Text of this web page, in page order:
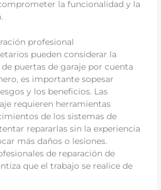
la funcionalidad y la
profesional
pueden considerar la
puertas de garaje por cuenta
es importante sopesar
y los beneficios. Las
requieren herramientas
de los sistemas de
repararlas sin la experiencia
más daños o lesiones.
de reparación de
que el trabajo se realice de